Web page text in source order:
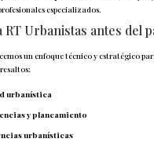
especializados.
RT Urbanistas antes del
un enfoque técnico y estratégico
urbanística
y planeamiento
urbanísticas